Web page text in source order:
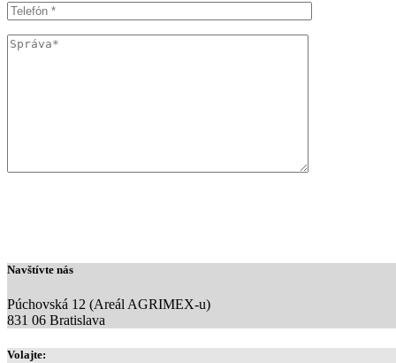
Navštívte nás
Púchovská 12 (Areál AGRIMEX-u)
831 06 Bratislava
Volajte: